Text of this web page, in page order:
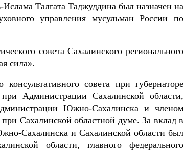
Талгата Таджуддина был назначен на
управления мусульман России по
совета Сахалинского регионального
сила».
совета при губернаторе
Администрации Сахалинской области,
Южно-Сахалинска и членом
Сахалинской областной думе. За вклад в
Сахалинска и Сахалинской области был
области, главного федерального